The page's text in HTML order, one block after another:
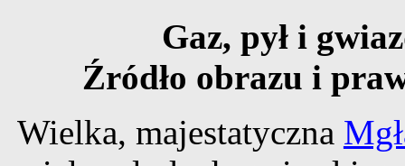
Gaz, pył i
Źródło obrazu i
Wielka, majestatyczna